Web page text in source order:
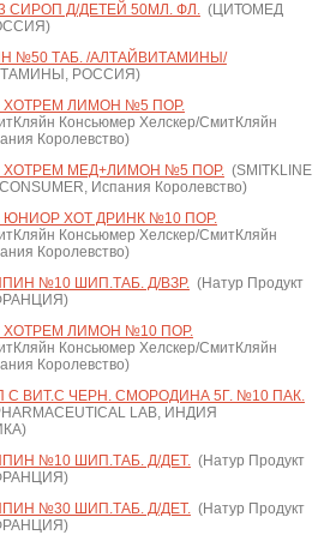
СИРОП Д/ДЕТЕЙ 50МЛ. ФЛ.(ЦИТОМЕД
№50 ТАБ. /АЛТАЙВИТАМИНЫ/
РОССИЯ)
ХОТРЕМ ЛИМОН №5 ПОР.
Консьюмер Хелскер/СмитКляйн
Королевство)
ХОТРЕМ МЕД+ЛИМОН №5 ПОР.(SMITKLINE
Испания Королевство)
ЮНИОР ХОТ ДРИНК №10 ПОР.
Консьюмер Хелскер/СмитКляйн
Королевство)
№10 ШИП.ТАБ. Д/ВЗР.(Натур Продукт
ХОТРЕМ ЛИМОН №10 ПОР.
Консьюмер Хелскер/СмитКляйн
Королевство)
С ВИТ.С ЧЕРН. СМОРОДИНА 5Г. №10 ПАК.
LAB, ИНДИЯ
№10 ШИП.ТАБ. Д/ДЕТ.(Натур Продукт
№30 ШИП.ТАБ. Д/ДЕТ.(Натур Продукт